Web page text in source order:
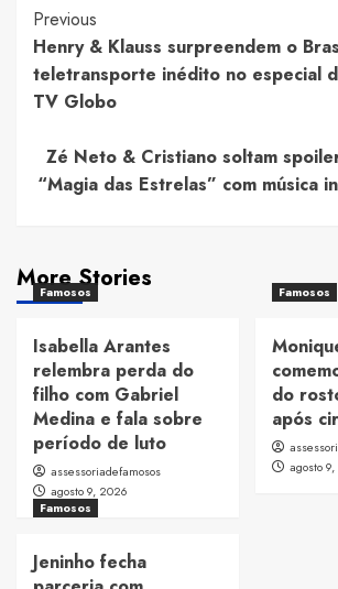
Post
Navigation
Previous
Henry & Klauss surpreendem o
teletransporte inédito no especial
TV Globo
Zé Neto & Cristiano soltam
“Magia das Estrelas” com música
More Stories
Famosos
Isabella Arantes
relembra perda do
filho com Gabriel
Medina e fala sobre
período de luto
assessoriadefamosos
agosto 9, 2026
Famosos
do
após
agosto
Famosos
Jeninho fecha